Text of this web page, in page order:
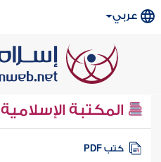
عربي
المكتبة الإسلامية